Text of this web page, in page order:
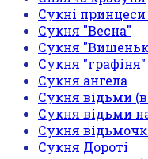
Сукні принцеси
Сукня "Весна"
Сукня
Сукня "графіня"
Сукня ангела
Сукня відьми
Сукня відьми
Сукня
Сукня Дороті